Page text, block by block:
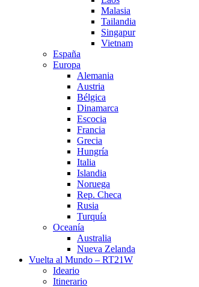
Malasia
Tailandia
Singapur
Vietnam
España
Europa
Alemania
Austria
Bélgica
Dinamarca
Escocia
Francia
Grecia
Hungría
Italia
Islandia
Noruega
Rep. Checa
Rusia
Turquía
Oceanía
Australia
Nueva Zelanda
Vuelta al Mundo – RT21W
Ideario
Itinerario